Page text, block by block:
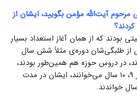
آیت‌الله مؤمن بگویید، ایشان از
بودند که از همان آغاز استعداد بسیار
از طلبگی‌شان دوره‌ی مثلاً شش سال
در دروس حوزه هم همین‌طور بودند،
سطوح حوزه را که معمولاً در ۹، ۱۰ سال می‌خوانند، ایشان در مدت